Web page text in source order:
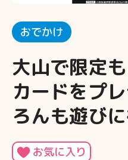
おでかけ
大山で限定
カードをプ
ろんも遊び
お気に入り